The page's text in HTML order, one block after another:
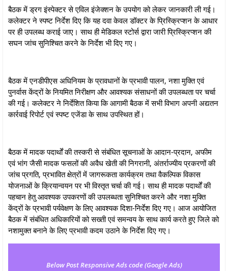
बैठक में ड्रग इंस्पेक्टर से एविल इंजेक्शन के उपयोग को लेकर जानकारी ली गई।
कलेक्टर ने स्पष्ट निर्देश दिए कि यह दवा केवल डॉक्टर के प्रिस्क्रिप्शन के आधार
पर ही उपलब्ध कराई जाए। साथ ही मेडिकल स्टोर्स द्वारा जारी प्रिस्क्रिप्शन की
सघन जांच सुनिश्चित करने के निर्देश भी दिए गए।
बैठक में एनडीपीएस अधिनियम के प्रावधानों के प्रभावी पालन, नशा मुक्ति एवं
पुनर्वास केंद्रों के नियमित निरीक्षण और आवश्यक संसाधनों की उपलब्धता पर चर्चा
की गई। कलेक्टर ने निर्देशित किया कि आगामी बैठक में सभी विभाग अपनी अद्यतन
कार्रवाई रिपोर्ट एवं स्पष्ट एजेंडा के साथ उपस्थित हों।
बैठक में मादक पदार्थों की तस्करी से संबंधित सूचनाओं के आदान-प्रदान, अफीम
एवं भांग जैसी मादक फसलों की अवैध खेती की निगरानी, अंतर्राज्यीय प्रकरणों की
जांच प्रगति, प्रभावित क्षेत्रों में जागरूकता कार्यक्रम तथा वैकल्पिक विकास
योजनाओं के क्रियान्वयन पर भी विस्तृत चर्चा की गई। साथ ही मादक पदार्थों की
पहचान हेतु आवश्यक उपकरणों की उपलब्धता सुनिश्चित करने और नशा मुक्ति
केंद्रों के प्रभावी पर्यवेक्षण के लिए आवश्यक दिशा-निर्देश दिए गए। आज आयोजित
बैठक में संबंधित अधिकारियों को सख्ती एवं समन्वय के साथ कार्य करते हुए जिले को
नशामुक्त बनाने के लिए प्रभावी कदम उठाने के निर्देश दिए गए।
Below Post Responsive Ads code (Google Ads)